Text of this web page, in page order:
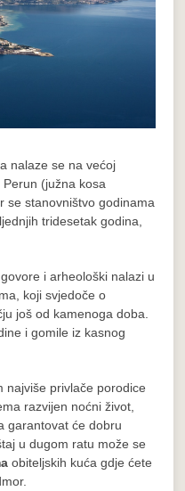
nalaze se na većoj
(južna kosa
se stanovništvo godinama
tridesetak godina,
i arheološki nalazi u
koji svjedoče o
još od kamenoga doba.
i gomile iz kasnog
najviše privlače porodice
razvijen noćni život,
garantovat će dobru
u dugom ratu može se
obiteljskih kuća gdje ćete